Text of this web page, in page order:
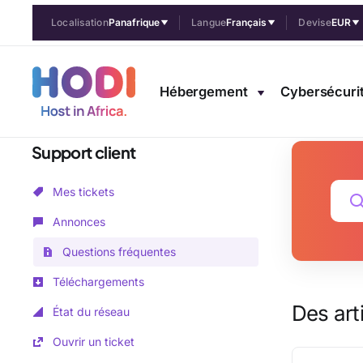
LocalisationPanafrique LangueFrançais DeviseEUR
Hébergement
Questions fréquentes
Accueil Questions fréquentes Bien héberger Gestion des
Support client
Mes tickets
Annonces
Questions fréquentes
Téléchargements
État du réseau
Ouvrir un ticket
Des